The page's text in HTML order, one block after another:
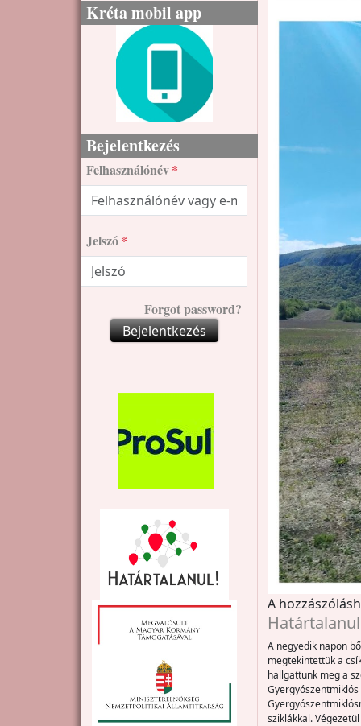
Kréta mobil app
Bejelentkezés
Felhasználónév
Jelszó
Forgot password?
Bejelentkezés
A
A negyedik napon
megtekintettük a
hallgattunk meg a
sziklákkal.